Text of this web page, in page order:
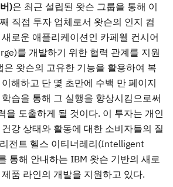
)은 최근 설립된 왓슨 그룹을 통해 이
직접 투자 업체로서 왓슨의 인지 컴
로운 애플리케이션인 카페웰 컨시어
를 개발하기 위한 협력 관계를 지원
은 왓슨의 고유한 기능을 활용하여 복
해하고 단 몇 초만에 수백 만 페이지
습을 통해 그 실행을 향상시킴으로써
을 도출하게 될 것이다. 이 투자는 개인
강 상태와 활동에 대한 소비자들의 질
전트 헬스 이티너레리(Intelligent
통해 안내하는 IBM 왓슨 기반의 새로
품 라인의 개발을 지원하고 있다.